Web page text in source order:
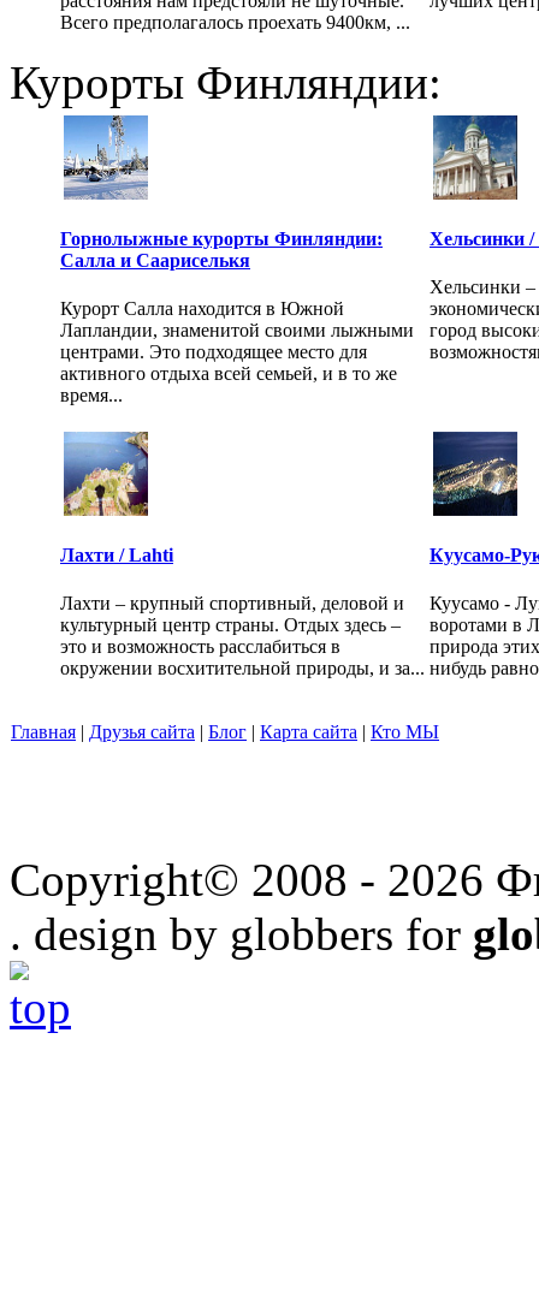
Всего предполагалось проехать 9400км, ...
Курорты Финляндии:
Горнолыжные курорты Финляндии:
Салла и Саариселькя
Курорт Салла находится в Южной
Лапландии, знаменитой своими лыжными
центрами. Это подходящее место для
активного отдыха всей семьей, и в то же
время...
Хельсинки /
Хельсинки
город
Лахти / Lahti
Лахти – крупный спортивный, деловой и
культурный центр страны. Отдых здесь –
это и возможность расслабиться в
окружении восхитительной природы, и за...
Куусамо-
Куусамо -
воротами в
природа
нибудь
Главная | Друзья сайта | Блог | Карта сайта | Кто МЫ
Copyright© 2008 - 2026
. design by globbers for